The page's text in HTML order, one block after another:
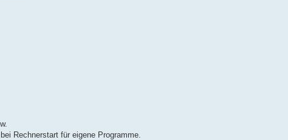
Rechnerstart für eigene Programme.